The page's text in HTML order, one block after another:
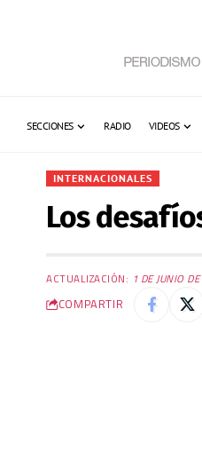
SECCIONES RADIO VIDEOS
INTERNACIONALES
Los
ACTUALIZACIÓN: 1 DE JUNIO
COMPARTIR